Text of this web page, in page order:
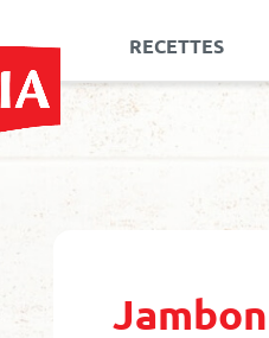
RECETTES
Allez
au
contenu